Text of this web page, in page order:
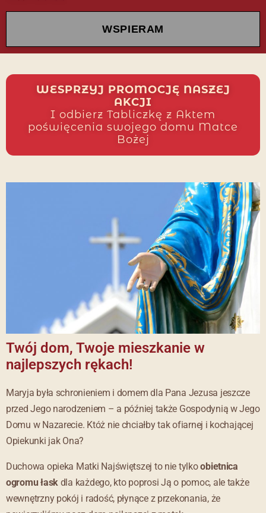
WSPIERAM
WESPRZYJ PROMOCJĘ NASZEJ
AKCJI
I odbierz Tabliczkę z Aktem
poświęcenia swojego domu Matce
Bożej
Twój dom, Twoje mieszkanie w
najlepszych rękach!
Maryja była schronieniem i domem dla Pana Jezusa jeszcze
przed Jego narodzeniem – a później także Gospodynią w Jego
Domu w Nazarecie. Któż nie chciałby tak ofiarnej i kochającej
Opiekunki jak Ona?
Duchowa opieka Matki Najświętszej to nie tylkoobietnica
ogromu łask dla każdego, kto poprosi Ją o pomoc, ale także
wewnętrzny pokój i radość, płynące z przekonania, że